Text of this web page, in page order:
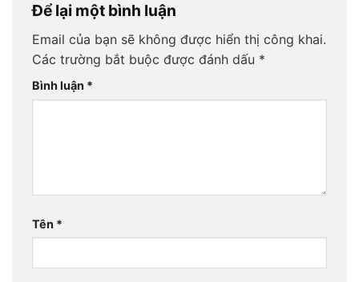
Để lại một bình luận
Email của bạn sẽ không được hiển thị công khai.
Các trường bắt buộc được đánh dấu *
Bình luận *
Tên *